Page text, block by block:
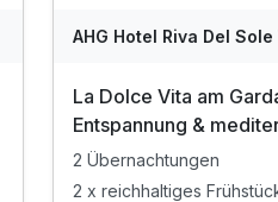
AHG Hotel Riva Del
La Dolce Vita am
Entspannung &
Nächte
2 Übernachtungen
2 x reichhaltiges